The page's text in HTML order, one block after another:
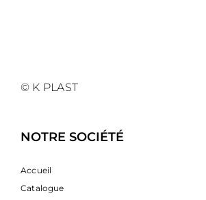
© K PLAST
NOTRE SOCIÉTÉ
Accueil
Catalogue